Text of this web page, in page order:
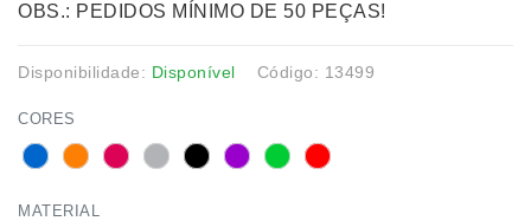
OBS.: PEDIDOS MÍNIMO DE 50 PEÇAS!
Disponibilidade: Disponível Código: 13499
CORES
MATERIAL